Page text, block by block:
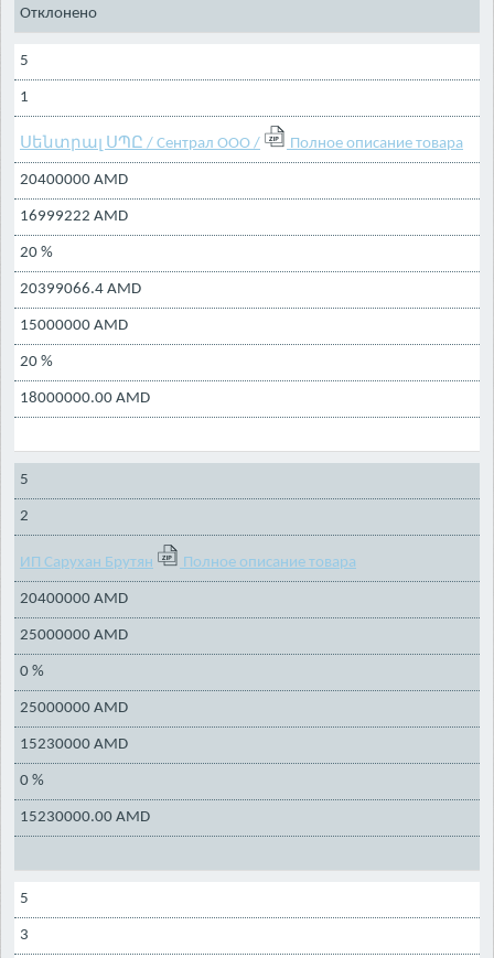
Отклонено
5
1
Սենտրալ ՍՊԸ / Сентрал ООО / Полное описание товара
20400000 AMD
16999222 AMD
20 %
20399066.4 AMD
15000000 AMD
20 %
18000000.00 AMD
5
2
ИП Сарухан Брутян Полное описание товара
20400000 AMD
25000000 AMD
0 %
25000000 AMD
15230000 AMD
0 %
15230000.00 AMD
5
3